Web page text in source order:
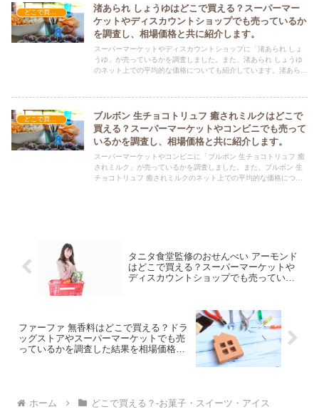
渚あられ しょうゆはどこで買える？スーパーマー
ケットやディスカウントショップでも売っているか
を調査し、相場価格と共に紹介します。
スーパーマーケットやディスカウントショップに「渚あられ しょ
うゆ」が売っているかを調査しました。また、渚あられ しょうゆ
のネット上での平均的な価格についても紹介しています。渚あられ
どこで買える？-お菓子・スイーツ・アイス
ブルボン 生チョコトリュフ 癒されミルクはどこで
買える？スーパーマーケットやコンビニでも売って
いるかを調査し、相場価格と共に紹介します。
スーパーマーケットやコンビニに「ブルボン 生チョコトリュフ 癒
されミルク」が売っているかを調査しました。また、ブルボン 生
チョコトリュフ 癒されミルクのネット上での平均的な価格につい
タニタ食堂監修のおせんべい アーモンド
はどこで買える？スーパーマーケットや
ディスカウントショップでも売っている
ファーファ 無香料はどこで買える？ドラ
ッグストアやスーパーマーケットでも売
っているかを調査した結果を相場価格と
ホーム どこで買える？-お菓子・スイーツ・アイス